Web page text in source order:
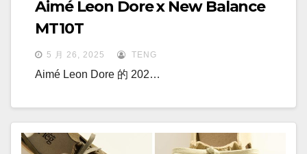
Aimé Leon Dore x New Balance
MT10T
5 月 26, 2025 TENG
Aimé Leon Dore 的 202…